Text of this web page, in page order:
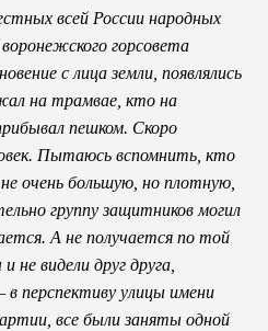
всей России народных
горсовета
с лица земли, появлялись
на трамвае, кто на
пешком. Скоро
Пытаюсь вспомнить, кто
очень большую, но плотную,
группу защитников могил
А не получается по той
не видели друг друга,
перспективу улицы имени
все были заняты одной